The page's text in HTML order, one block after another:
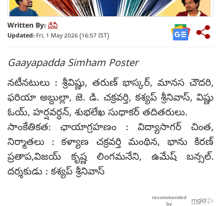
Written By: దేవీ
Updated: Fri, 1 May 2026 (16:57 IST)
Gaayapadda Simham Poster
నటీనటులు : శ్రీవిష్ణు, తరుణ్ భాస్కర్, మానస చౌదరి,
ఫరియా అబ్దుల్లా, జె. డి. చక్రవర్తి, కశ్యప్ శ్రీనివాస్, విష్ణు
ఓయ్, హర్షవర్ధన్, శుభలేఖ సుధాకర్ తదితరులు.
సాంకేతికత: ఛాయాగ్రహణం : విద్యాసాగర్ చింత,
నిర్మాతలు : కళ్యాణ చక్రవర్తి మంథిన, భాను కిరణ్
ప్రతాప,విజయ్ కృష్ణ లింగమనేని, ఉమేష్ బన్సల్.
దర్శకుడు : కశ్యప్ శ్రీనివాస్